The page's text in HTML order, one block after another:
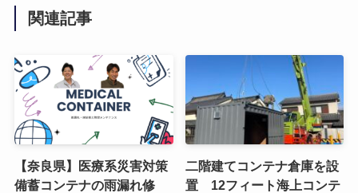
関連記事
【奈良県】医療系災害対策
備蓄コンテナの雨漏れ修
二階建てコンテナ倉庫を設
置 12フィート海上コンテ